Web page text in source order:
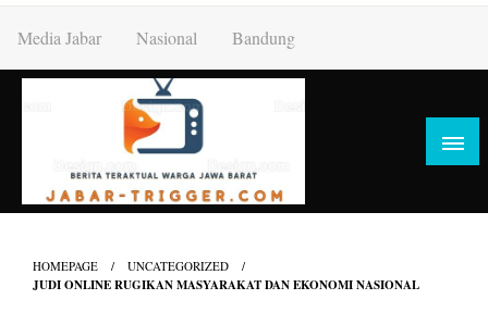
content
Media Jabar Nasional Bandung
HOMEPAGE UNCATEGORIZED
JUDI ONLINE RUGIKAN MASYARAKAT DAN EKONOMI NASIONAL